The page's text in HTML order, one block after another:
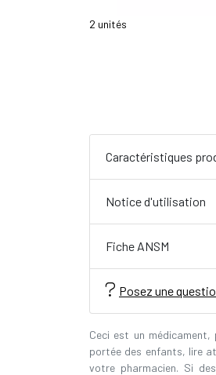
2 unités
Caractéristiques
Notice d'utilisation
Fiche ANSM
Posez une
Ceci est un
portée des enfants, lire
votre pharmacien. Si